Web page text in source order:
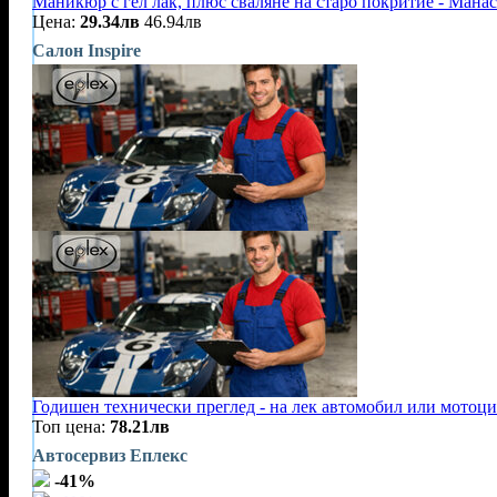
Цена: 29.34лв 46.94лв
Салон Inspire
Годишен технически преглед - на лек автомобил или
Топ цена: 78.21лв
Автосервиз Еплекс
-41%